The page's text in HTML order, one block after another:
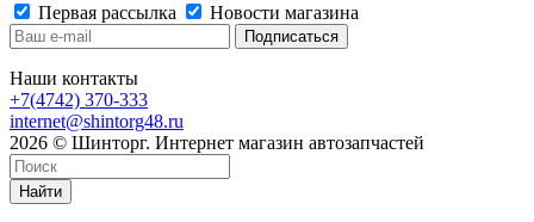
Первая рассылка
Новости магазина
Наши контакты
+7(4742) 370-333
internet@shintorg48.ru
2026 © Шинторг. Интернет магазин автозапчастей
Найти